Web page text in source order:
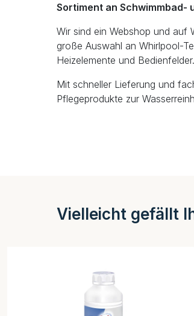
Sortiment an Schwimmbad-
Wir sind ein Webshop und auf
große Auswahl an Whirlpool-
Heizelemente und Bedienfelder.
Mit schneller Lieferung und
Pflegeprodukte zur
Vielleicht gefällt